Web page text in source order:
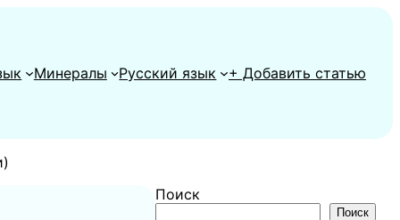
Минералы Русский язык + Добавить статью
Поиск
Поиск